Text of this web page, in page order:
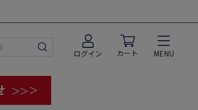
ログイン カート MENU